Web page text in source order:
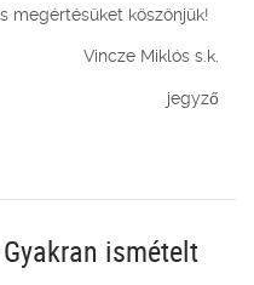
megértésüket köszönjük!
Vincze Miklós s.k.
jegyző
ismételt